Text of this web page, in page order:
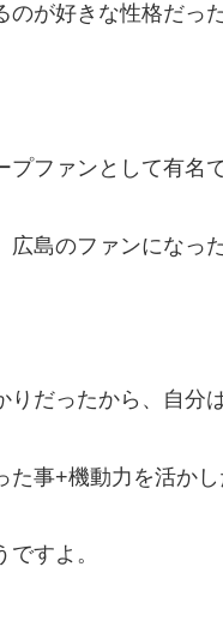
が好きな性格だっ
プファンとして有名
広島のファンになっ
りだったから、自分
た事+機動力を活か
すよ。